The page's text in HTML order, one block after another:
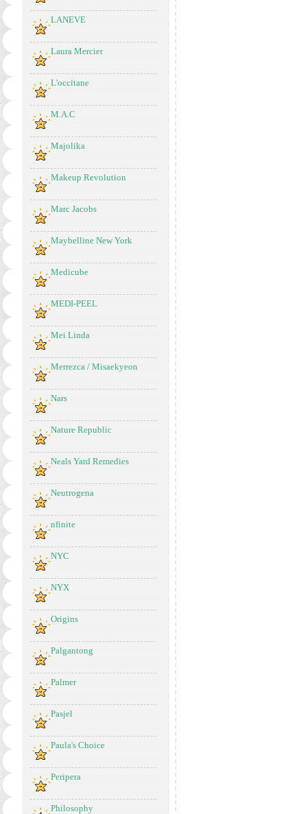
LANEVE
Laura Mercier
L'occitane
M.A.C
Majolika
Makeup Revolution
Marc Jacobs
Maybelline New York
Medicube
MEDI-PEEL
Mei Linda
Merrezca / Misaekyeon
Nars
Nature Republic
Neals Yard Remedies
Neutrogena
nfinite
NYC
NYX
Origins
Palgantong
Palmer
Pasjel
Paula's Choice
Peripera
Philosophy